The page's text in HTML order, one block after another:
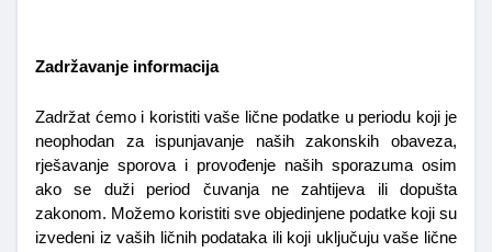
Zadržavanje informacija
Zadržat ćemo i koristiti vaše lične podatke u periodu koji je
neophodan za ispunjavanje naših zakonskih obaveza,
rješavanje sporova i provođenje naših sporazuma osim
ako se duži period čuvanja ne zahtijeva ili dopušta
zakonom. Možemo koristiti sve objedinjene podatke koji su
izvedeni iz vaših ličnih podataka ili koji uključuju vaše lične